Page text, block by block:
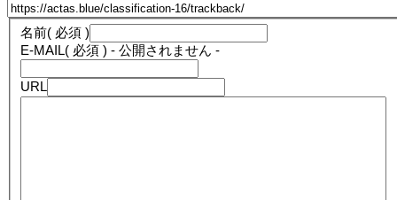
名前( 必須 )
E-MAIL( 必須 ) - 公開されません -
URL